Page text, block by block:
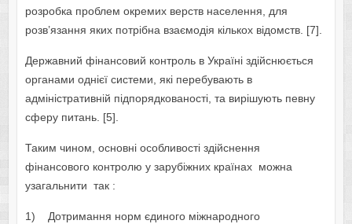
розробка проблем окремих верств населення, для
розв’язання яких потрібна взаємодія кількох відомств. [7].
Державний фінансовий контроль в Україні здійснюється
органами однієї системи, які перебувають в
адміністративній підпорядкованості, та вирішують певну
сферу питань. [5].
Таким чином, основні особливості здійснення
фінансового контролю у зарубіжних країнах можна
узагальнити так :
1) Дотримання норм єдиного міжнародного